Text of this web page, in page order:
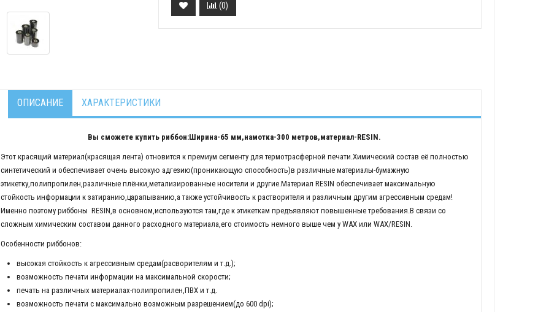
(0)
ОПИСАНИЕ ХАРАКТЕРИСТИКИ
Вы сможете купить риббон:Ширина-65 мм,намотка-300 метров,материал-RESIN.
Этот красящий материал(красящая лента) отновится к премиум сегменту для термотрасферной печати.Химический состав её полностью
синтетический и обеспечивает очень высокую адгезию(проникающую способность)в различные материалы-бумажную
этикетку,полипропилен,различные плёнки,метализированные носители и другие.Материал RESIN обеспечивает максимальную
стойкость информации к затиранию,царапыванию,а также устойчивость к растворителя и различным другим агрессивным средам!
Именно поэтому риббоны RESIN,в основном,используются там,где к этикеткам предъявляют повышенные требования.В связи со
сложным химическим составом данного расходного материала,его стоимость немного выше чем у WAX или WAX/RESIN.
Особенности риббонов:
высокая стойкость к агрессивным средам(расворителям и т.д.);
возможность печати информации на максимальной скорости;
печать на различных материалах-полипропилен,ПВХ и т.д.
возможность печати с максимально возможным разрешением(до 600 dpi);